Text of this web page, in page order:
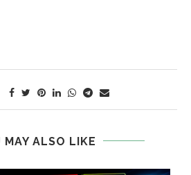
MAY ALSO LIKE